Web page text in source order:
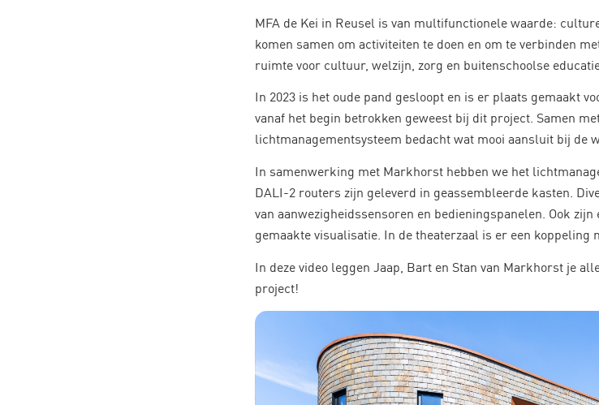
MFA de Kei in Reusel is van multifunctionele waarde:
komen samen om activiteiten te doen en om te verbinden
ruimte voor cultuur, welzijn, zorg en buitenschoolse
In 2023 is het oude pand gesloopt en is er plaats gemaakt
vanaf het begin betrokken geweest bij dit project. Samen
lichtmanagementsysteem bedacht wat mooi aansluit bij de
In samenwerking met Markhorst hebben we het
DALI-2 routers zijn geleverd in geassembleerde kasten.
van aanwezigheidssensoren en bedieningspanelen. Ook
gemaakte visualisatie. In de theaterzaal is er een koppeling
In deze video leggen Jaap, Bart en Stan van Markhorst je
project!